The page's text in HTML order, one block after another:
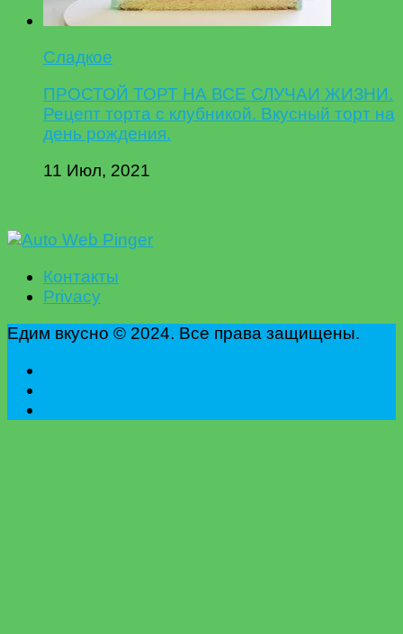
Сладкое
ПРОСТОЙ ТОРТ НА ВСЕ СЛУЧАИ ЖИЗНИ.
Рецепт торта с клубникой. Вкусный торт на
день рождения.
11 Июл, 2021
Контакты
Privacy
Едим вкусно © 2024. Все права защищены.